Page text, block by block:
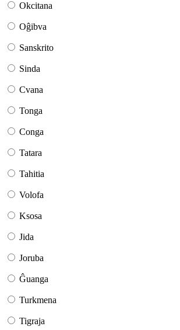
Okcitana
Oĝibva
Sanskrito
Sinda
Cvana
Tonga
Conga
Tatara
Tahitia
Volofa
Ksosa
Jida
Joruba
Ĝuanga
Turkmena
Tigraja